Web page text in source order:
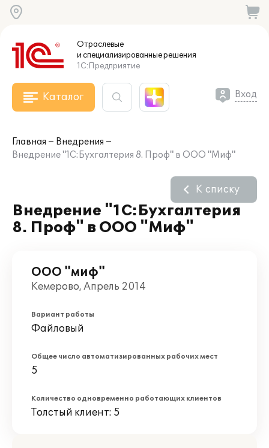
Отраслевые
и специализированныерешения
1С:Предприятие
Каталог Вход
Главная
Внедрения
Внедрение "1С:Бухгалтерия 8. Проф" в ООО "Миф"
Внедрение "1С:Бухгалтерия
8. Проф" в ООО "Миф"
К списку
ООО "миф"
Кемерово, Апрель 2014
Вариант работы
Файловый
Общее число автоматизированных рабочих мест
5
Количество одновременно работающих клиентов
Толстый клиент: 5